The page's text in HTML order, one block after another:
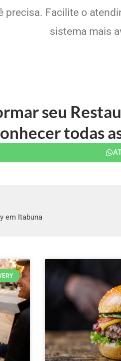
precisa. Facilite o
sistema mais
seu
todas
em Itabuna